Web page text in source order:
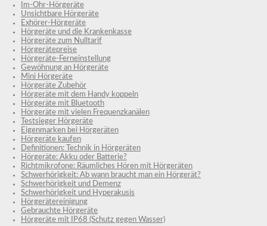
Im-Ohr-Hörgeräte
Unsichtbare Hörgeräte
Exhörer-Hörgeräte
Hörgeräte und die Krankenkasse
Hörgeräte zum Nulltarif
Hörgerätepreise
Hörgeräte-Ferneinstellung
Gewöhnung an Hörgeräte
Mini Hörgeräte
Hörgeräte Zubehör
Hörgeräte mit dem Handy koppeln
Hörgeräte mit Bluetooth
Hörgeräte mit vielen Frequenzkanälen
Testsieger Hörgeräte
Eigenmarken bei Hörgeräten
Hörgeräte kaufen
Definitionen: Technik in Hörgeräten
Hörgeräte: Akku oder Batterie?
Richtmikrofone: Räumliches Hören mit Hörgeräten
Schwerhörigkeit: Ab wann braucht man ein Hörgerät?
Schwerhörigkeit und Demenz
Schwerhörigkeit und Hyperakusis
Hörgerätereinigung
Gebrauchte Hörgeräte
Hörgeräte mit IP68 (Schutz gegen Wasser)